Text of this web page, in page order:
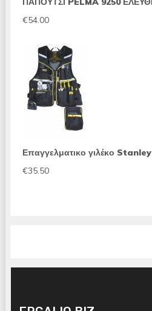
€54.00
Επαγγελματικο γιλέκο
€35.50